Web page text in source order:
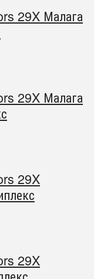
29X Малага
29X Малага
29X
29X